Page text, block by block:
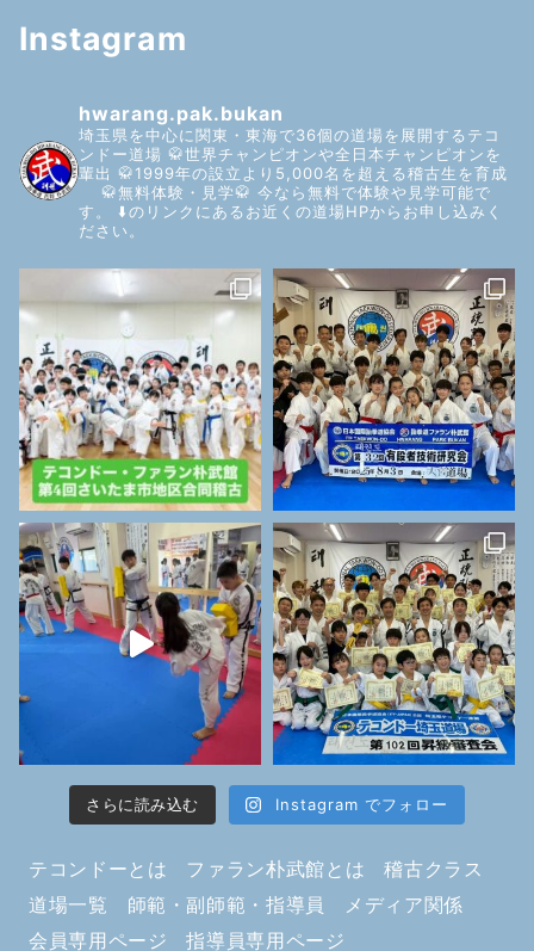
Instagram
hwarang.pak.bukan
埼玉県を中心に関東・東海で36個の道場を展開するテコ
ンドー道場 🥋世界チャンピオンや全日本チャンピオンを
輩出 🥋1999年の設立より5,000名を超える稽古生を育成
🥋無料体験・見学🥋 今なら無料で体験や見学可能で
す。
⬇️のリンクにあるお近くの道場HPからお申し込みく
ださい。
さらに読み込む Instagram でフォロー
テコンドーとは ファラン朴武館とは
稽古クラス
道場一覧
師範・副師範・指導員
メディア関係
会員専用ページ
指導員専用ページ